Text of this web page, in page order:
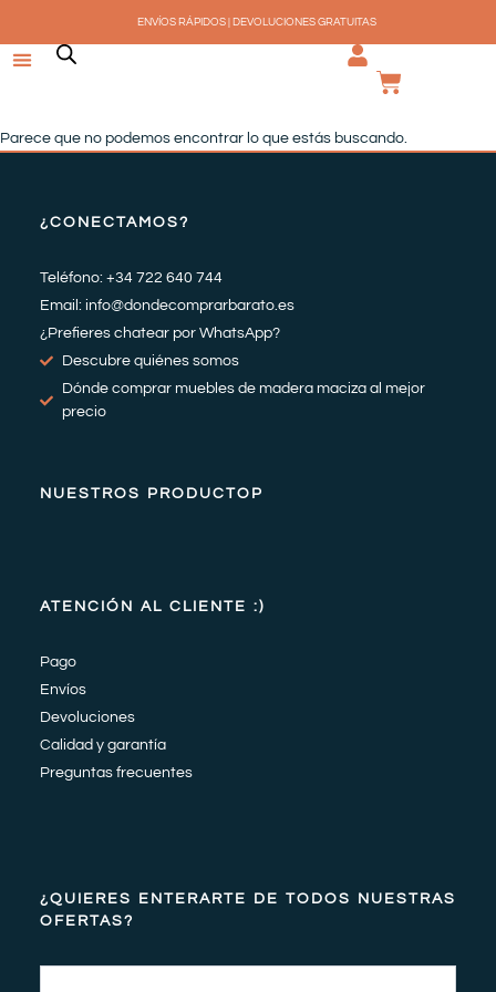
contenido
ENVÍOS RÁPIDOS | DEVOLUCIONES GRATUITAS
Parece que no podemos encontrar lo que estás buscando.
¿CONECTAMOS?
Teléfono: +34 722 640 744
Email: info@dondecomprarbarato.es
¿Prefieres chatear por WhatsApp?
Descubre quiénes somos
Dónde comprar muebles de madera maciza al mejor
precio
NUESTROS PRODUCTOP
ATENCIÓN AL CLIENTE :)
Pago
Envíos
Devoluciones
Calidad y garantía
Preguntas frecuentes
¿QUIERES ENTERARTE DE TODOS NUESTRAS
OFERTAS?